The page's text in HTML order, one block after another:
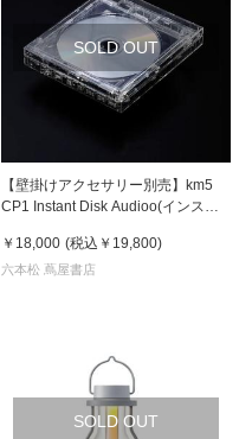
SOLD OUT
【壁掛けアクセサリー別売】km5
CP1 Instant Disk Audioo(インスタ
ーヤー Clear（クリア）
￥18,000 (税込 ￥19,800)
六本松 蔦屋書店
SOLD OUT